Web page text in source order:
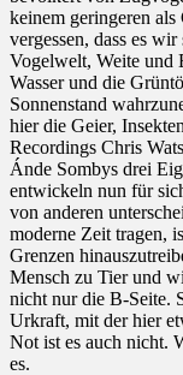
keinem geringeren
vergessen, dass es
Vogelwelt, Weite und
Wasser und die
Sonnenstand
hier die Geier,
Recordings Chris
Ánde Sombys drei
entwickeln nun für
von anderen
moderne Zeit tragen,
Grenzen
Mensch zu Tier und
nicht nur die B-Seite.
Urkraft, mit der hier
Not ist es auch nicht.
es.